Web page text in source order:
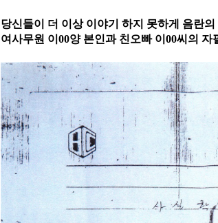
당신들이 더 이상 이야기 하지 못하게 음란의
여사무원 이 00양 본인과 친오빠 이 00씨의 자